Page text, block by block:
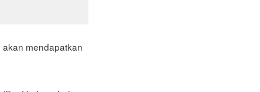
mendapatkan